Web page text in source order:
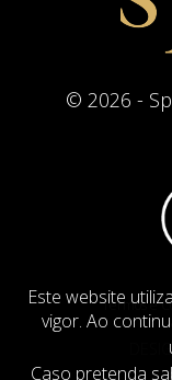
Este website
vigor. Ao
Caso pretenda
© 2026 -
Termos e